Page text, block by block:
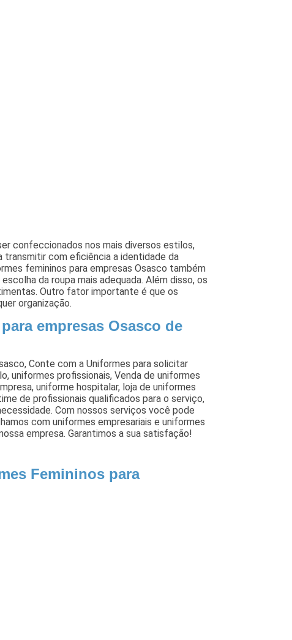
confeccionados nos mais diversos estilos,
transmitir com eficiência a identidade da
femininos para empresas Osasco também
da roupa mais adequada. Além disso, os
Outro fator importante é que os
organização.
empresas Osasco de
Conte com a Uniformes para solicitar
uniformes profissionais, Venda de uniformes
uniforme hospitalar, loja de uniformes
de profissionais qualificados para o serviço,
Com nossos serviços você pode
com uniformes empresariais e uniformes
empresa. Garantimos a sua satisfação!
Femininos para